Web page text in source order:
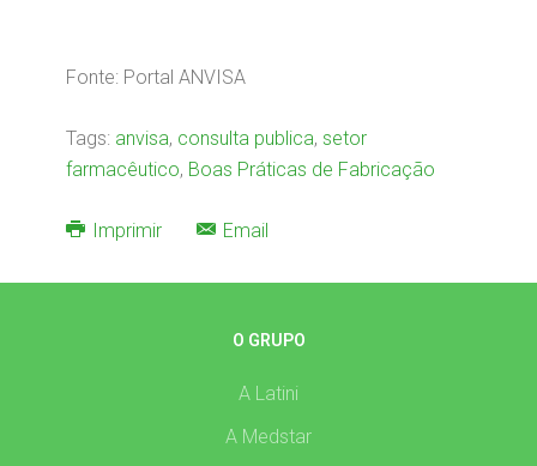
Fonte: Portal ANVISA
Tags: anvisa, consulta publica, setor
farmacêutico, Boas Práticas de Fabricação
Imprimir Email
O GRUPO
A Latini
A Medstar